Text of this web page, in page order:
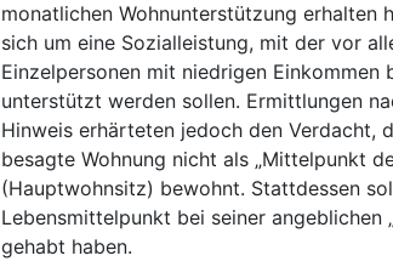
monatlichen Wohnunterstützung erhalten
sich um eine Sozialleistung, mit der vor
Einzelpersonen mit niedrigen Einkommen
unterstützt werden sollen. Ermittlungen
Hinweis erhärteten jedoch den Verdacht,
besagte Wohnung nicht als „Mittelpunkt
(Hauptwohnsitz) bewohnt. Stattdessen
Lebensmittelpunkt bei seiner angeblichen
gehabt haben.